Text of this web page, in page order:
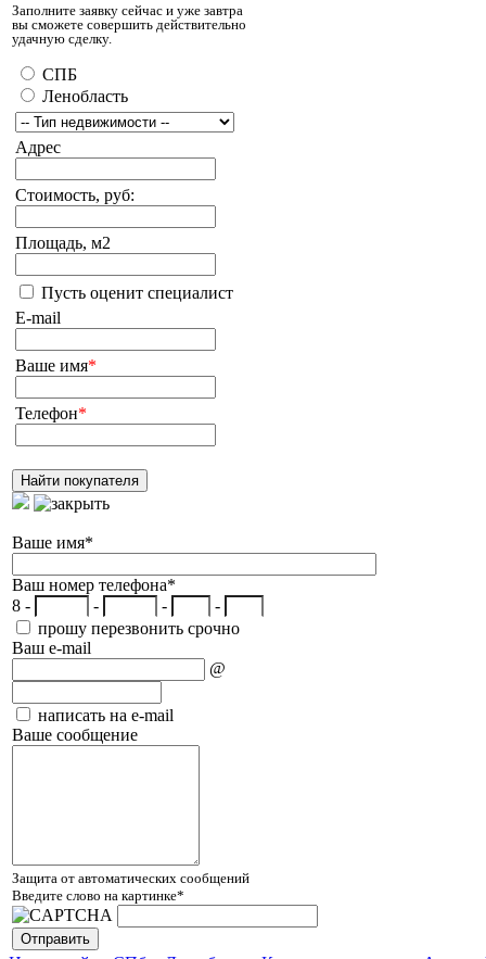
Заполните заявку сейчас и уже завтра
вы сможете совершить действительно
удачную сделку.
СПБ
Ленобласть
Адрес
Стоимость, руб:
Площадь, м2
Пусть оценит специалист
E-mail
Ваше имя*
Телефон*
Ваше имя*
Ваш номер телефона*
8 -
- -
-
прошу перезвонить срочно
Ваш e-mail
@
написать на e-mail
Ваше сообщение
Защита от автоматических сообщений
Введите слово на картинке*